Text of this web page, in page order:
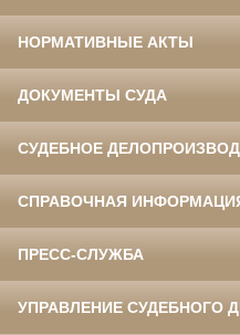
НОРМАТИВНЫЕ АКТЫ
ДОКУМЕНТЫ СУДА
СУДЕБНОЕ
СПРАВОЧНАЯ
ПРЕСС-СЛУЖБА
УПРАВЛЕНИЕ СУДЕБНОГО